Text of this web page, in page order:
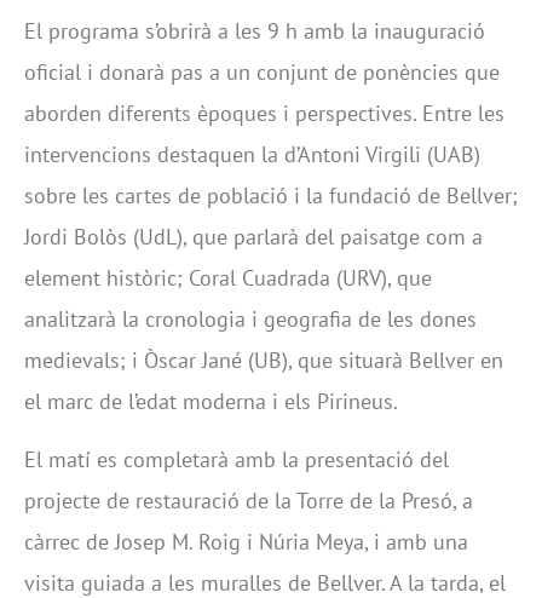
El programa s’obrirà a les 9 h amb la inauguració
oficial i donarà pas a un conjunt de ponències que
aborden diferents èpoques i perspectives. Entre les
intervencions destaquen la d’Antoni Virgili (UAB)
sobre les cartes de població i la fundació de Bellver;
Jordi Bolòs (UdL), que parlarà del paisatge com a
element històric; Coral Cuadrada (URV), que
analitzarà la cronologia i geografia de les dones
medievals; i Òscar Jané (UB), que situarà Bellver en
el marc de l’edat moderna i els Pirineus.
El matí es completarà amb la presentació del
projecte de restauració de la Torre de la Presó, a
càrrec de Josep M. Roig i Núria Meya, i amb una
visita guiada a les muralles de Bellver. A la tarda, el